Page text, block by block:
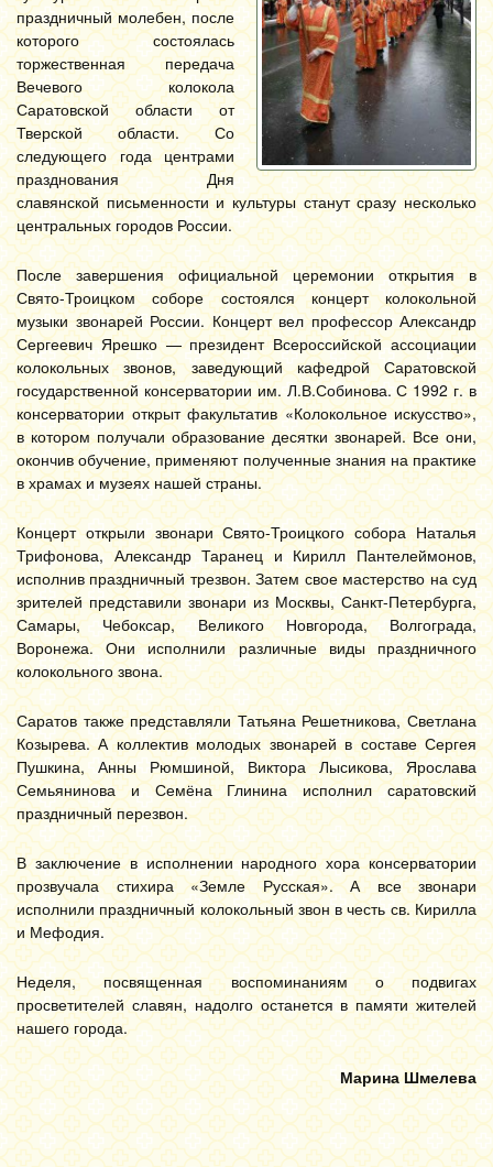
праздничный молебен, после
которого состоялась
торжественная передача
Вечевого колокола
Саратовской области от
Тверской области. Со
следующего года центрами
празднования Дня
славянской письменности и культуры станут сразу несколько
центральных городов России.
После завершения официальной церемонии открытия в
Свято-Троицком соборе состоялся концерт колокольной
музыки звонарей России. Концерт вел профессор Александр
Сергеевич Ярешко — президент Всероссийской ассоциации
колокольных звонов, заведующий кафедрой Саратовской
государственной консерватории им. Л.В.Собинова. С 1992 г. в
консерватории открыт факультатив «Колокольное искусство»,
в котором получали образование десятки звонарей. Все они,
окончив обучение, применяют полученные знания на практике
в храмах и музеях нашей страны.
Концерт открыли звонари Свято-Троицкого собора Наталья
Трифонова, Александр Таранец и Кирилл Пантелеймонов,
исполнив праздничный трезвон. Затем свое мастерство на суд
зрителей представили звонари из Москвы, Санкт-Петербурга,
Самары, Чебоксар, Великого Новгорода, Волгограда,
Воронежа. Они исполнили различные виды праздничного
колокольного звона.
Саратов также представляли Татьяна Решетникова, Светлана
Козырева. А коллектив молодых звонарей в составе Сергея
Пушкина, Анны Рюмшиной, Виктора Лысикова, Ярослава
Семьянинова и Семёна Глинина исполнил саратовский
праздничный перезвон.
В заключение в исполнении народного хора консерватории
прозвучала стихира «Земле Русская». А все звонари
исполнили праздничный колокольный звон в честь св. Кирилла
и Мефодия.
Неделя, посвященная воспоминаниям о подвигах
просветителей славян, надолго останется в памяти жителей
нашего города.
Марина Шмелева